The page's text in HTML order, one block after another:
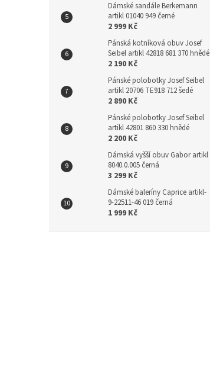
Dámské sandále Berkemann
artikl 01040 949 černé
2 999 Kč
Pánská kotníková obuv Josef
Seibel artikl 42818 681 370 hnědé
2 190 Kč
Pánské polobotky Josef Seibel
artikl 20706 TE918 712 šedé
2 890 Kč
Pánské polobotky Josef Seibel
artikl 42801 860 330 hnědé
2 200 Kč
Dámská vyšší obuv Gabor artikl
8040.0.005 černá
3 299 Kč
Dámské baleríny Caprice artikl-
9-22511-46 019 černá
1 999 Kč